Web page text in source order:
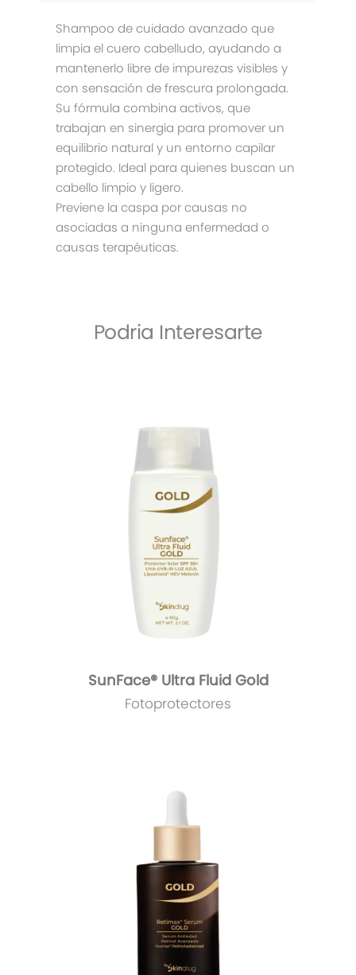
Shampoo de cuidado avanzado que
limpia el cuero cabelludo, ayudando a
mantenerlo libre de impurezas visibles y
con sensación de frescura prolongada.
Su fórmula combina activos, que
trabajan en sinergia para promover un
equilibrio natural y un entorno capilar
protegido. Ideal para quienes buscan un
cabello limpio y ligero.
Previene la caspa por causas no
asociadas a ninguna enfermedad o
causas terapéuticas.
Podria Interesarte
SunFace® Ultra Fluid Gold
Fotoprotectores